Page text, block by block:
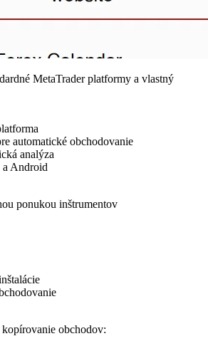
MetaTrader platformy a vlastný
automatické obchodovanie
analýza
Android
ponukou inštrumentov
obchodov: